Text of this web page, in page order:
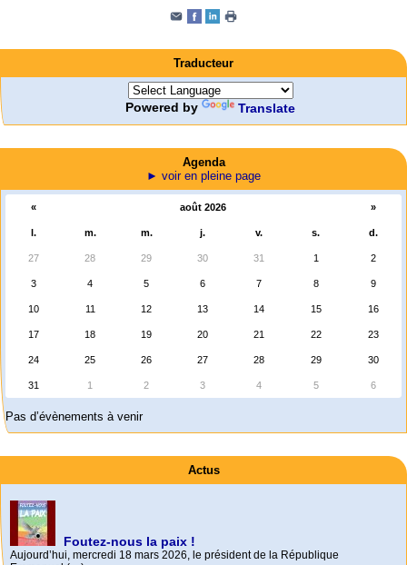
Traducteur
Powered by Translate
Agenda
► voir en pleine page
« août 2026 »
l. m. m. j. v. s. d.
27 28 29 30 31 1 2
3 4 5 6 7 8 9
10 11 12 13 14 15 16
17 18 19 20 21 22 23
24 25 26 27 28 29 30
31 1 2 3 4 5 6
Pas d’évènements à venir
Actus
Aujourd’hui, mercredi 18 mars 2026, le président de la République
Emmanuel (…)